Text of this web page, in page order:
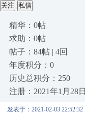
关注 私信
精华：0帖
求助：0帖
帖子：84帖 | 4回
年度积分：0
历史总积分：250
注册：2021年1月28日
发表于：2021-02-03 22:52:32